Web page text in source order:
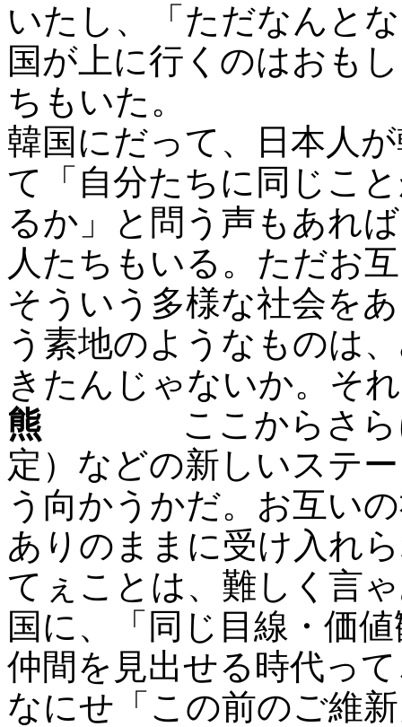
いたし、「ただなんと
国が上に行くのはおも
ちもいた。
韓国にだって、日本人
て「自分たちに同じこ
るか」と問う声もあれ
人たちもいる。ただお
そういう多様な社会を
う素地のようなものは
きたんじゃないか。そ
熊 ここからさらに
定）などの新しいステ
う向かうかだ。お互い
ありのままに受け入れ
てぇことは、難しく言
国に、「同じ目線・価
仲間を見出せる時代っ
なにせ「この前のご維